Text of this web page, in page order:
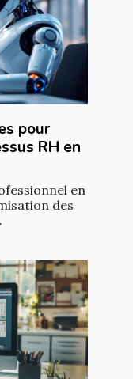
pour
RH en
en
des